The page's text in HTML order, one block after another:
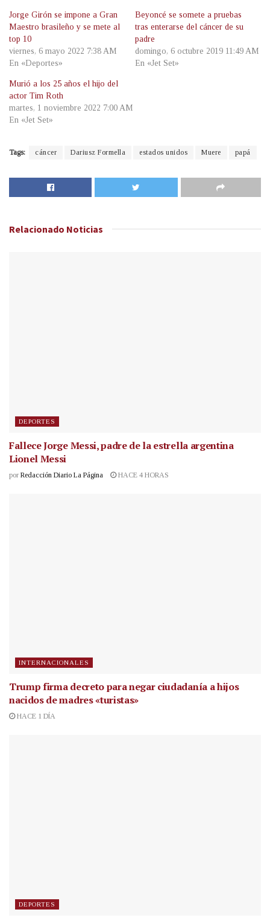
Jorge Girón se impone a Gran
Maestro brasileño y se mete al
top 10
viernes, 6 mayo 2022 7:38 AM
En «Deportes»
Beyoncé se somete a pruebas
tras enterarse del cáncer de su
padre
domingo, 6 octubre 2019 11:49 AM
En «Jet Set»
Murió a los 25 años el hijo del
actor Tim Roth
martes, 1 noviembre 2022 7:00 AM
En «Jet Set»
Tags: cáncer Dariusz Formella estados unidos Muere papá
Relacionado Noticias
DEPORTES
Fallece Jorge Messi, padre de la estrella argentina
Lionel Messi
por Redacción Diario La Página HACE 4 HORAS
INTERNACIONALES
Trump firma decreto para negar ciudadanía a hijos
nacidos de madres «turistas»
HACE 1 DÍA
DEPORTES